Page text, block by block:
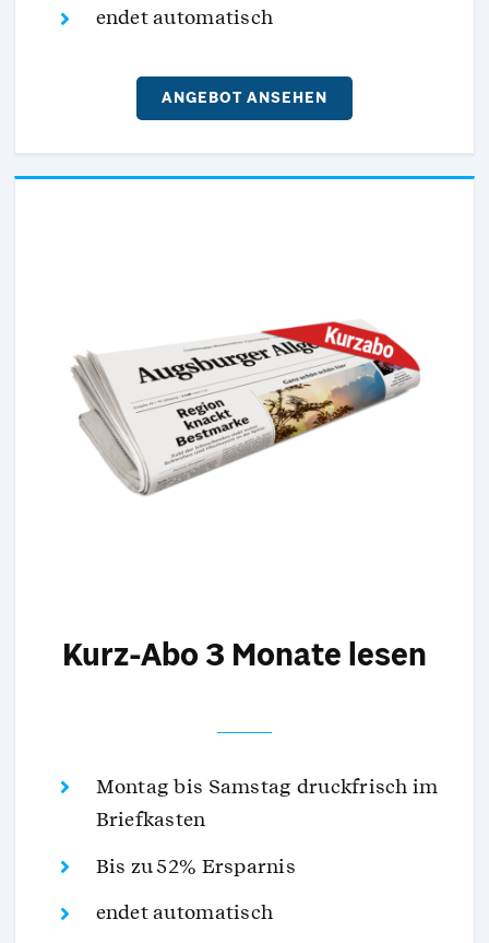
endet automatisch
ANGEBOT ANSEHEN
Kurz-Abo 3 Monate lesen
Montag bis Samstag druckfrisch im
Briefkasten
Bis zu 52% Ersparnis
endet automatisch